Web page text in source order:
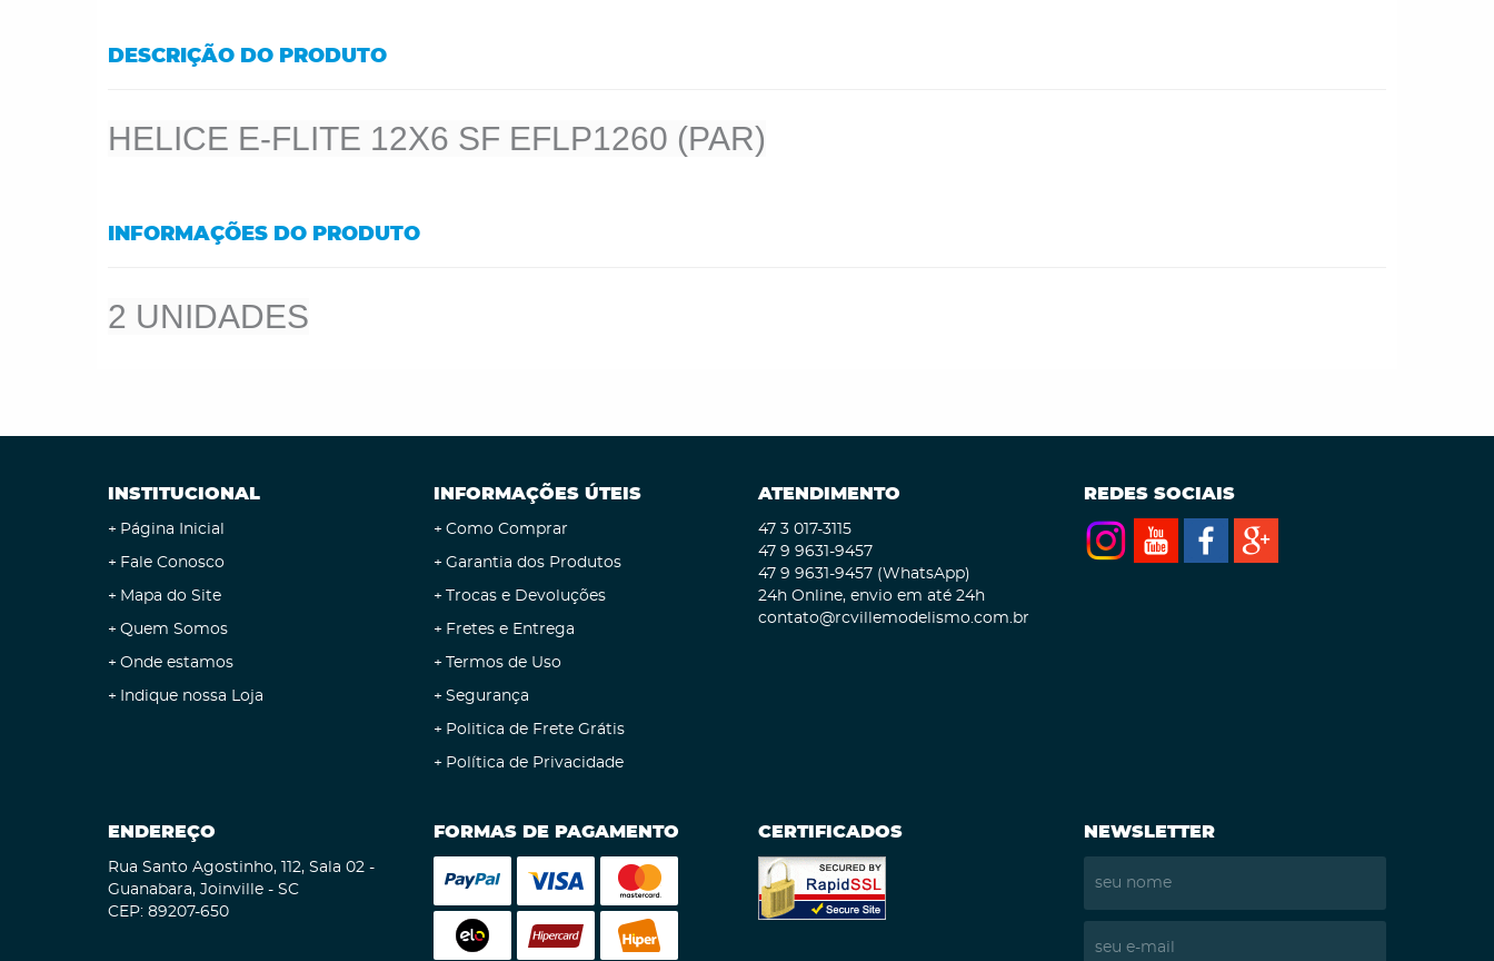
DESCRIÇÃO DO PRODUTO
HELICE E-FLITE 12X6 SF EFLP1260 (PAR)
INFORMAÇÕES DO PRODUTO
2 UNIDADES
INSTITUCIONAL
Página Inicial
Fale Conosco
Mapa do Site
Quem Somos
Onde estamos
Indique nossa Loja
INFORMAÇÕES ÚTEIS
Como Comprar
Garantia dos Produtos
Trocas e Devoluções
Fretes e Entrega
Termos de Uso
Segurança
Politica de Frete Grátis
Política de Privacidade
ATENDIMENTO
47 3 017-3115
47 9 9631-9457
47 9 9631-9457 (WhatsApp)
24h Online, envio em até 24h
contato@rcvillemodelismo.com.br
REDES SOCIAIS
ENDEREÇO
Rua Santo Agostinho, 112, Sala 02 -
Guanabara, Joinville - SC
CEP: 89207-650
FORMAS DE PAGAMENTO CERTIFICADOS NEWSLETTER